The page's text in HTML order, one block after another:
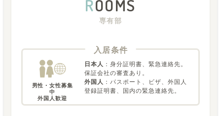
ROOMS
専有部
入居条件
男性・女性募集
中
外国人歓迎
日本人 ： 身分証明書、緊急連絡先。
保証会社の審査あり。
外国人 ： パスポート、ビザ、外国人
登録証明書、国内の緊急連絡先。